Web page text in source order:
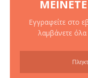
Εγγραφείτε στο
λαμβάνετε